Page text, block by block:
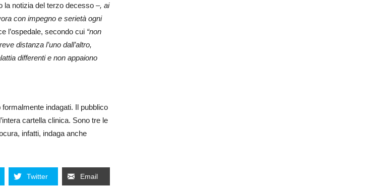
la notizia del terzo decesso –, ai
con impegno e serietà ogni
l’ospedale, secondo cui “non
distanza l’uno dall’altro,
differenti e non appaiono
indagati. Il pubblico
cartella clinica. Sono tre le
infatti, indaga anche
Twitter Email